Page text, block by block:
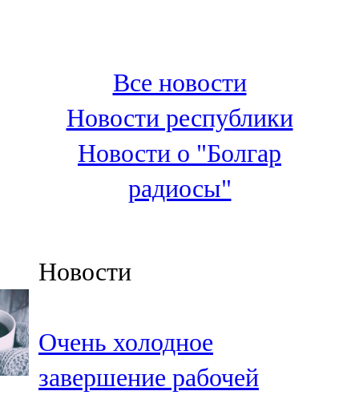
100,3 FM
Зәй
106,6 FM
Кадыбаш
105,2 FM
91,5 FM
106,1 FM
Кама тамагы
Все новости
Новости республики
Новости о "Болгар
радиосы"
Новости
Очень холодное
завершение рабочей